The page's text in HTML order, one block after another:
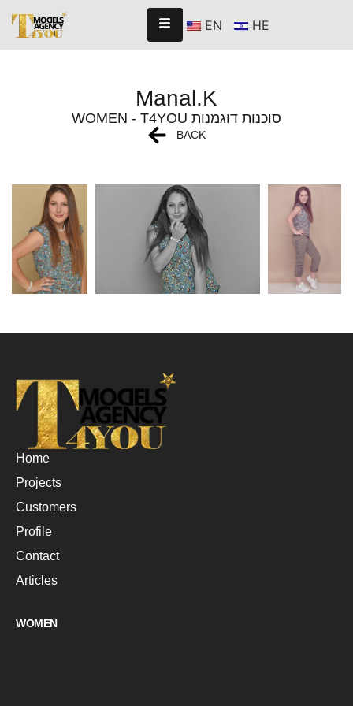
EN HE
Manal.K
WOMEN - T4YOU סוכנות דוגמנות
BACK
Home
Projects
Customers
Profile
Contact
Articles
WOMEN